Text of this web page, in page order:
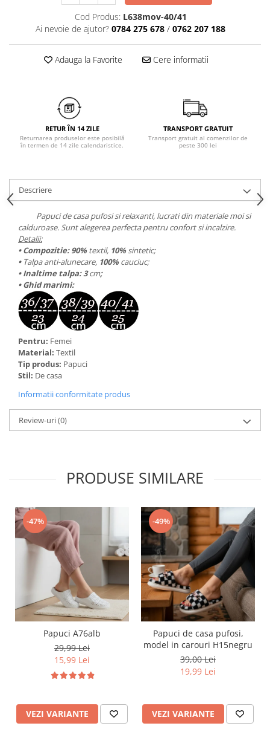
Dresuri
Chiloți clasici
Chiloți tanga
Pret unic 9.99 Lei
Seturi și Compleuri
Cod Produs: L638mov-40/41
Ai nevoie de ajutor? 0784 275 678 / 0762 207 188
Adauga la Favorite Cere informatii
RETUR ÎN 14 ZILE
Returnarea produselor este posibilă
în termen de 14 zile calendaristice.
TRANSPORT GRATUIT
Transport gratuit al comenzilor de
peste 300 lei
Descriere
Papuci de casa pufosi si relaxanti, lucrati din materiale moi si
calduroase. Sunt alegerea perfecta pentru confort si incalzire.
Detalii:
• Compozitie:90% textil, 10% sintetic;
• Talpa anti-alunecare, 100% cauciuc;
• Inaltime talpa:3cm;
• Ghid marimi:
Pentru: Femei
Material: Textil
Tip produs: Papuci
Stil: De casa
Informatii conformitate produs
Review-uri(0)
PRODUSE SIMILARE
-47%
Papuci A76alb
29,99 Lei
15,99 Lei
VEZI VARIANTE
-49%
Papuci de casa pufosi,
model in carouri H15negru
39,00 Lei
19,99 Lei
VEZI VARIANTE